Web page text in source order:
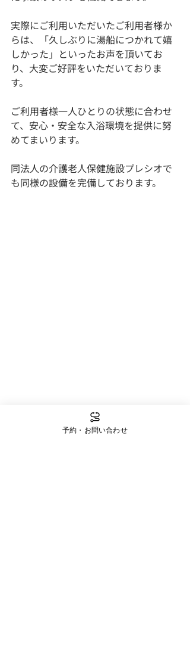
実際にご利用いただいたご利用者様か
らは、「久しぶりに湯船につかれて嬉
しかった」といったお声を頂いてお
り、大変ご好評をいただいておりま
す。
ご利用者様一人ひとりの状態に合わせ
て、安心・安全な入浴環境を提供に努
めてまいります。
同法人の介護老人保健施設プレシオで
も同様の設備を完備しております。
予約・お問い合わせ